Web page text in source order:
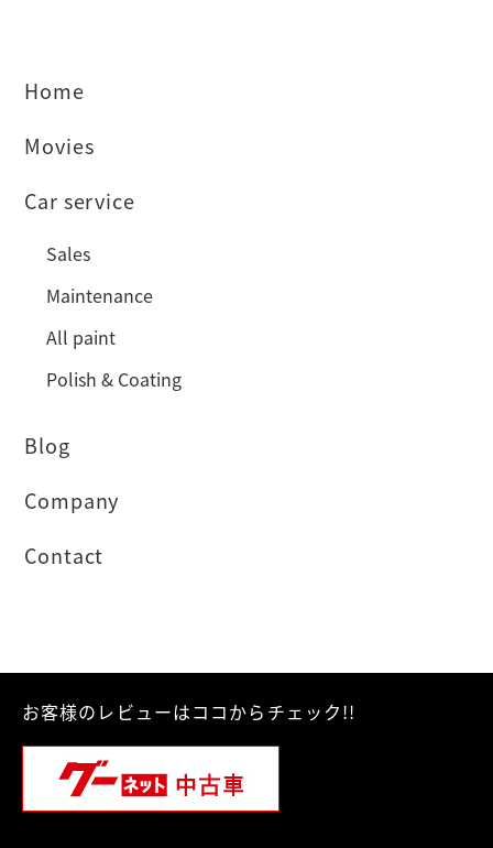
Home
Movies
Car service
Sales
Maintenance
All paint
Polish & Coating
Blog
Company
Contact
お客様のレビューはココからチェック!!